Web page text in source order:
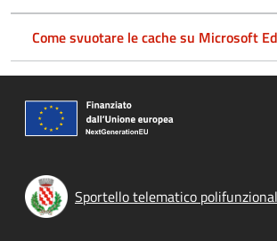
Come svuotare le cache su Microsoft
Sportello telematico